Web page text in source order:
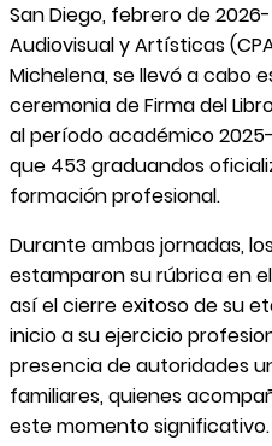
San Diego, febrero de
Audiovisual y Artísticas
Michelena, se llevó a cabo
ceremonia de Firma del
al período académico
que 453 graduandos
formación profesional.
Durante ambas jornadas,
estamparon su rúbrica en
así el cierre exitoso de su
inicio a su ejercicio
presencia de autoridades
familiares, quienes
este momento significativo.